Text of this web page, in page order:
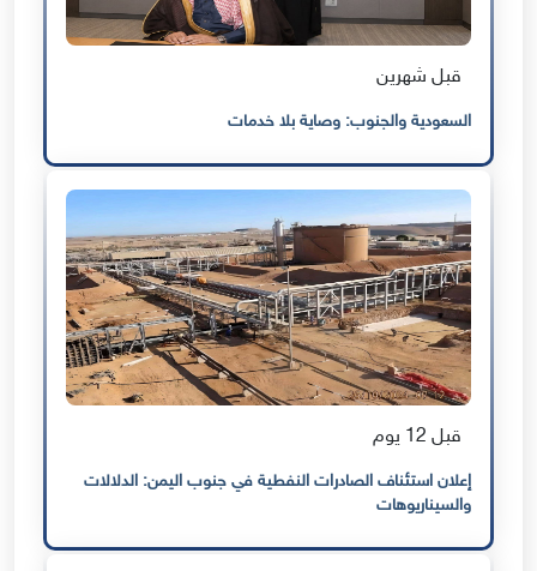
قبل شهرين
السعودية والجنوب: وصاية بلا خدمات
قبل 12 يوم
إعلان استئناف الصادرات النفطية في جنوب اليمن: الدلالات
والسيناريوهات